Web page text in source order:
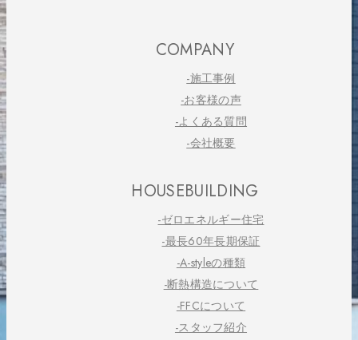
COMPANY
-施工事例
-お客様の声
-よくある質問
-会社概要
HOUSEBUILDING
-ゼロエネルギー住宅
-最長60年長期保証
-A-styleの種類
-断熱構造について
-FFCについて
-スタッフ紹介